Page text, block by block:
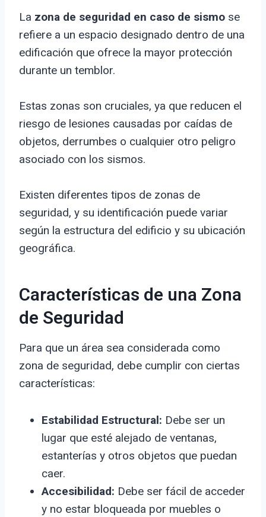
La zona de seguridad en caso de sismo se
refiere a un espacio designado dentro de una
edificación que ofrece la mayor protección
durante un temblor.
Estas zonas son cruciales, ya que reducen el
riesgo de lesiones causadas por caídas de
objetos, derrumbes o cualquier otro peligro
asociado con los sismos.
Existen diferentes tipos de zonas de
seguridad, y su identificación puede variar
según la estructura del edificio y su ubicación
geográfica.
Características de una Zona
de Seguridad
Para que un área sea considerada como
zona de seguridad, debe cumplir con ciertas
características:
Estabilidad Estructural: Debe ser un
lugar que esté alejado de ventanas,
estanterías y otros objetos que puedan
caer.
Accesibilidad: Debe ser fácil de acceder
y no estar bloqueada por muebles o